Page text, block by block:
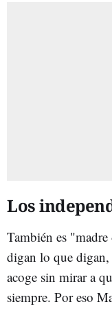
Los
También es
digan lo que
acoge sin mirar a
siempre. Por eso